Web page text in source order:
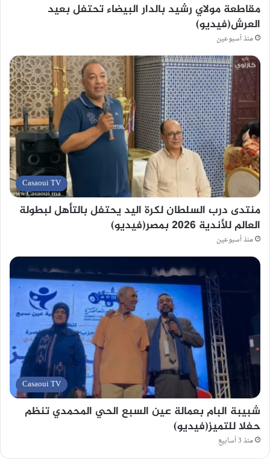
مقاطعة مولاي رشيد بالدار البيضاء تحتفل بعيد
العرش(فيديو)
منذ أسبوعين
Casaoui TV
منتدى درب السلطان لكرة اليد يحتفل بالتأهل لبطولة
العالم للأندية 2026 بمصر(فيديو)
منذ أسبوعين
Casaoui TV
شبيبة البام بعمالة عين السبع الحي المحمدي تنظم
حفلا للتميز(فيديو)
منذ 3 أسابيع